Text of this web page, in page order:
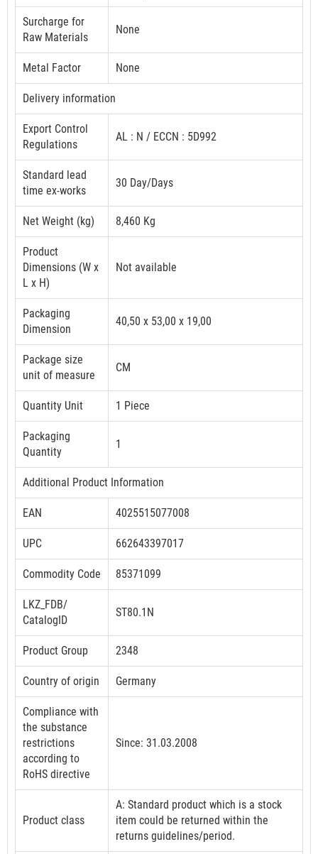
Surcharge for
Raw Materials
None
Metal Factor None
Delivery information
Export Control
Regulations
AL : N / ECCN : 5D992
Standard lead
time ex-works
30 Day/Days
Net Weight (kg) 8,460 Kg
Product
Dimensions (W x
L x H)
Not available
Packaging
Dimension
40,50 x 53,00 x 19,00
Package size
unit of measure
CM
Quantity Unit 1 Piece
Packaging
Quantity
1
Additional Product Information
EAN 4025515077008
UPC 662643397017
Commodity Code 85371099
LKZ_FDB/
CatalogID
ST80.1N
Product Group 2348
Country of origin Germany
Compliance with
the substance
restrictions
according to
RoHS directive
Since: 31.03.2008
Product class
A: Standard product which is a stock
item could be returned within the
returns guidelines/period.